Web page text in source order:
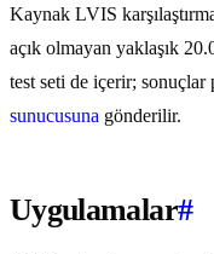
Kaynak LVIS
açık olmayan yaklaşık
test seti de içerir; sonuçlar
sunucusuna gönderilir.
Uygulamalar#